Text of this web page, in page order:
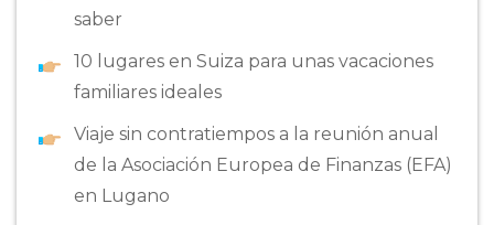
saber
10 lugares en Suiza para unas vacaciones
familiares ideales
Viaje sin contratiempos a la reunión anual
de la Asociación Europea de Finanzas (EFA)
en Lugano